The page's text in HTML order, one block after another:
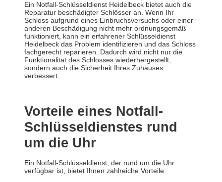
Ein Notfall-Schlüsseldienst Heidelbeck bietet auch die
Reparatur beschädigter Schlösser an. Wenn Ihr
Schloss aufgrund eines Einbruchsversuchs oder einer
anderen Beschädigung nicht mehr ordnungsgemäß
funktioniert, kann ein erfahrener Schlüsseldienst
Heidelbeck das Problem identifizieren und das Schloss
fachgerecht reparieren. Dadurch wird nicht nur die
Funktionalität des Schlosses wiederhergestellt,
sondern auch die Sicherheit Ihres Zuhauses
verbessert.
Vorteile eines Notfall-
Schlüsseldienstes rund
um die Uhr
Ein Notfall-Schlüsseldienst, der rund um die Uhr
verfügbar ist, bietet Ihnen zahlreiche Vorteile: